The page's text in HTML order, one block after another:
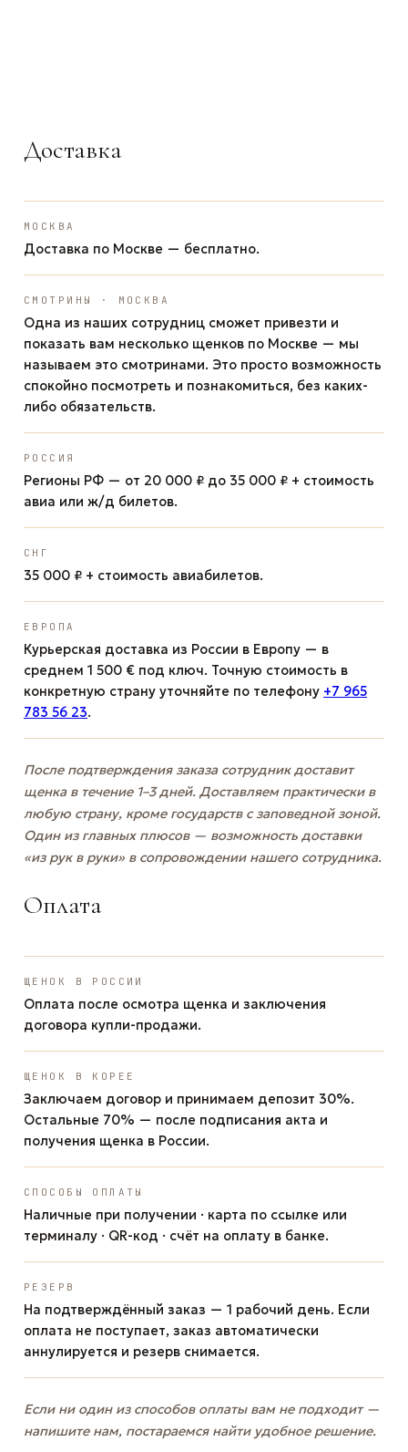
Доставка
МОСКВА
Доставка по Москве — бесплатно.
СМОТРИНЫ · МОСКВА
Одна из наших сотрудниц сможет привезти и
показать вам несколько щенков по Москве — мы
называем это смотринами. Это просто возможность
спокойно посмотреть и познакомиться, без каких-
либо обязательств.
РОССИЯ
Регионы РФ — от 20 000 ₽ до 35 000 ₽ + стоимость
авиа или ж/д билетов.
СНГ
35 000 ₽ + стоимость авиабилетов.
ЕВРОПА
Курьерская доставка из России в Европу — в
среднем 1 500 € под ключ. Точную стоимость в
конкретную страну уточняйте по телефону +7 965
783 56 23.
После подтверждения заказа сотрудник доставит
щенка в течение 1–3 дней. Доставляем практически в
любую страну, кроме государств с заповедной зоной.
Один из главных плюсов — возможность доставки
«из рук в руки» в сопровождении нашего сотрудника.
Оплата
ЩЕНОК В РОССИИ
Оплата после осмотра щенка и заключения
договора купли-продажи.
ЩЕНОК В КОРЕЕ
Заключаем договор и принимаем депозит 30%.
Остальные 70% — после подписания акта и
получения щенка в России.
СПОСОБЫ ОПЛАТЫ
Наличные при получении · карта по ссылке или
терминалу · QR-код · счёт на оплату в банке.
РЕЗЕРВ
На подтверждённый заказ — 1 рабочий день. Если
оплата не поступает, заказ автоматически
аннулируется и резерв снимается.
Если ни один из способов оплаты вам не подходит —
напишите нам, постараемся найти удобное решение.